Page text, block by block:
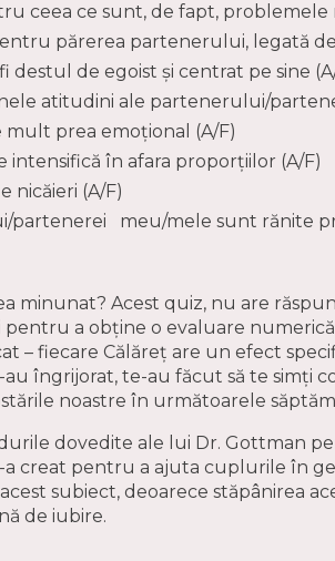
ceea ce sunt, de fapt, problemele
părerea partenerului, legată
de egoist și centrat pe sine
atitudini ale partenerului/
prea emoțional (A/F)
intensifică în afara proporțiilor (A/F)
nicăieri (A/F)
meu/mele sunt rănite
minunat? Acest quiz, nu are
pentru a obține o evaluare
– fiecare Călăreț are un efect
îngrijorat, te-au făcut să te simți
noastre în următoarele
dovedite ale lui Dr. Gottman
creat pentru a ajuta cuplurile în
subiect, deoarece stăpânirea
de iubire.